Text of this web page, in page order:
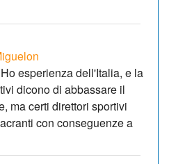
esperienza dell'Italia, e la
dicono di abbassare il
ma certi direttori sportivi
con conseguenze a